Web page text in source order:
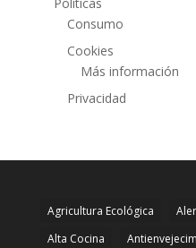
Políticas
Consumo
Cookies
Más información
Privacidad
Agricultura Ecológica
Alta Cocina